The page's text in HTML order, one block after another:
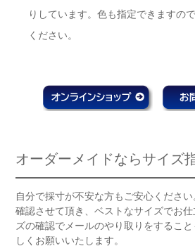
りしています。色も指定できますの
ください。
オーダーメイドならサイズ
自分で採寸が不安な方もご安心くださ
確認させて頂き、ベストなサイズでお
ズの確認でメールのやり取りをするこ
しくお願いいたします。